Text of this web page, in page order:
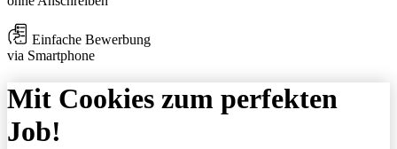
Einfache Bewerbung
via Smartphone
Mit Cookies zum perfekten
Job!